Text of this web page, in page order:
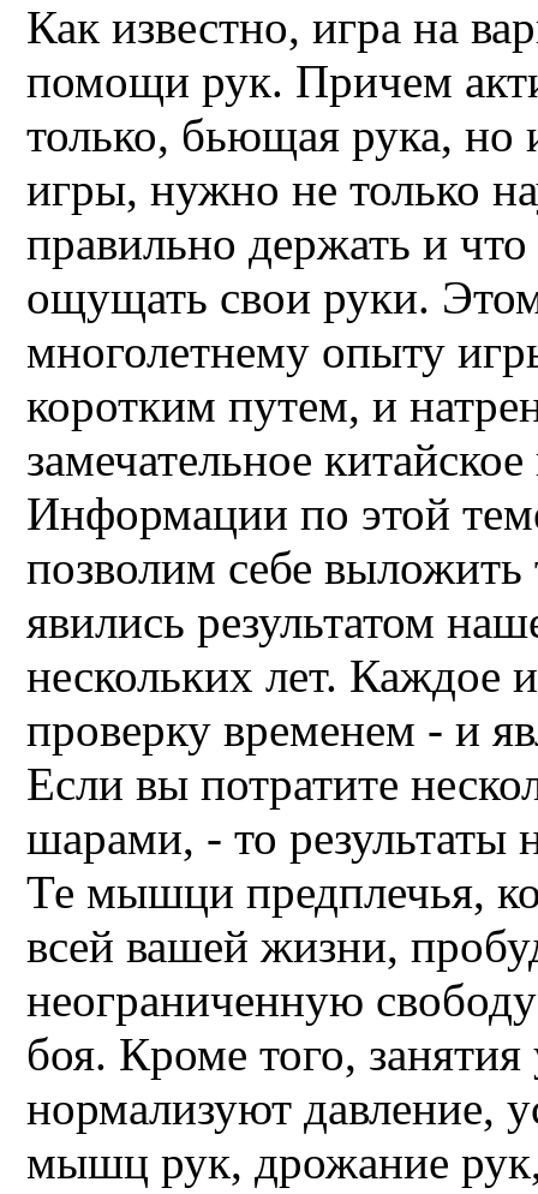
Как известно, игра на
помощи рук. Причем
только, бьющая рука,
игры, нужно не только
правильно держать и
ощущать свои руки.
многолетнему опыту
коротким путем, и
замечательное
Информации по этой
позволим себе
явились результатом
нескольких лет.
проверку временем - и
Если вы потратите
шарами, - то результаты
Те мышци предплечья,
всей вашей жизни,
неограниченную
боя. Кроме того,
нормализуют давление,
мышц рук, дрожание рук,